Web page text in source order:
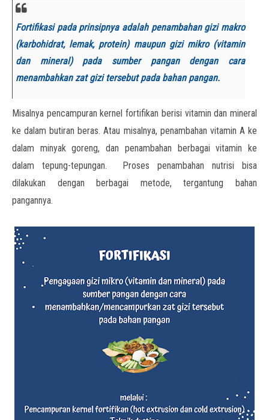
Fortifikasi pada prinsipnya adalah penambahan gizi makro
(karbohidrat, lemak, protein) maupun gizi mikro (vitamin
dan mineral) pada sumber pangan dengan cara
menambahkan zat gizi tersebut pada bahan pangan.
Misalnya pencampuran kernel fortifikan berisi vitamin dan mineral
ke dalam butiran beras. Atau misalnya, penambahan vitamin A ke
dalam minyak goreng, dan penambahan berbagai vitamin ke
dalam tepung-tepungan. Proses penambahan nutrisi bisa
dilakukan dengan berbagai metode, tergantung bahan
pangannya.